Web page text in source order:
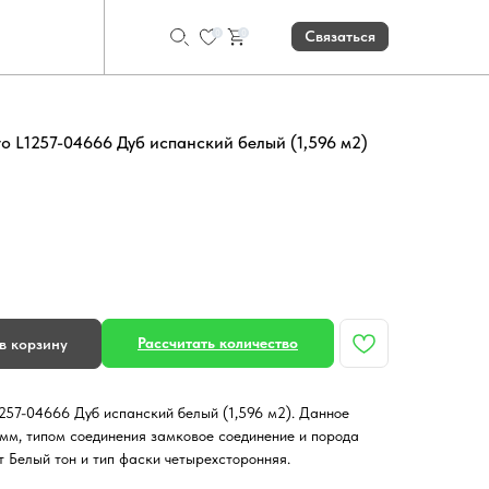
Связаться
L1257-04666 Дуб испанский белый (1,596 м2)
корзину Рассчитать количество
04666 Дуб испанский белый (1,596 м2). Данное
типом соединения замковое соединение и порода
тон и тип фаски четырехсторонняя.